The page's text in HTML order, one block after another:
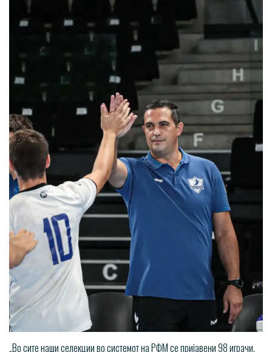
„Во сите наши селекции во системот на РФМ се пријавени 98 играчи,